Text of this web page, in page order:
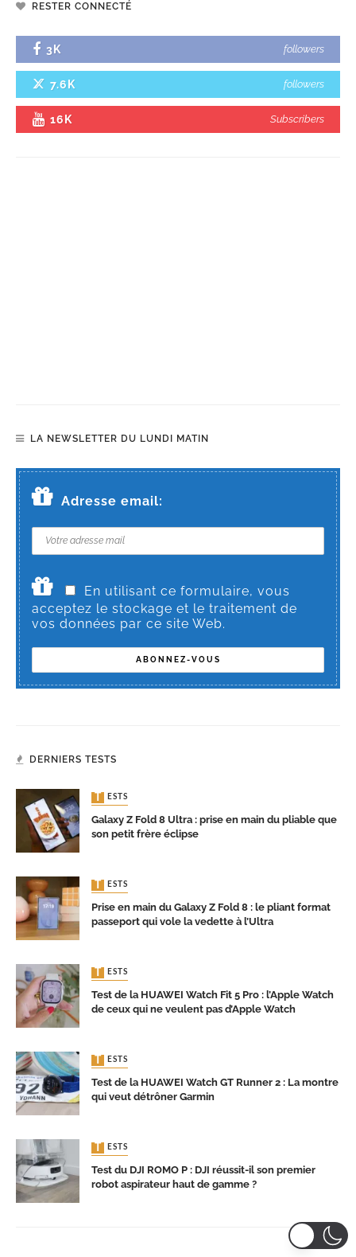
RESTER CONNECTÉ
3K followers
7.6K followers
16K Subscribers
LA NEWSLETTER DU LUNDI MATIN
Adresse email:
En utilisant ce formulaire, vous
acceptez le stockage et le traitement de
vos données par ce site Web.
DERNIERS TESTS
TESTS
Galaxy Z Fold 8 Ultra : prise en main du pliable que
son petit frère éclipse
TESTS
Prise en main du Galaxy Z Fold 8 : le pliant format
passeport qui vole la vedette à l’Ultra
TESTS
Test de la HUAWEI Watch Fit 5 Pro : l’Apple Watch
de ceux qui ne veulent pas d’Apple Watch
TESTS
Test de la HUAWEI Watch GT Runner 2 : La montre
qui veut détrôner Garmin
TESTS
Test du DJI ROMO P : DJI réussit-il son premier
robot aspirateur haut de gamme ?